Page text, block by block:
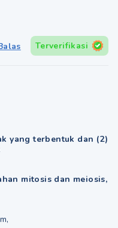
Terverifikasi
yang terbentuk dan (2)
mitosis dan meiosis,